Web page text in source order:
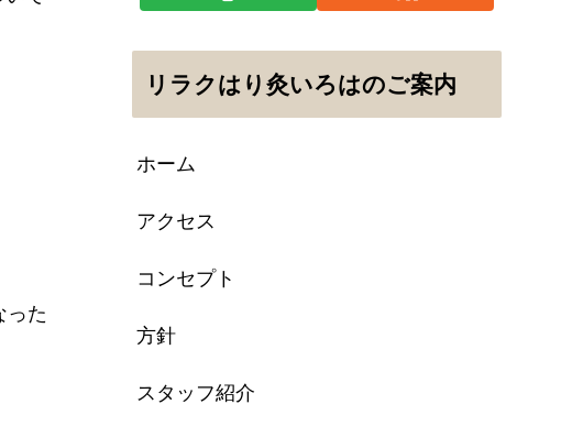
った
リラクはり灸いろはのご案内
ホーム
アクセス
コンセプト
方針
スタッフ紹介